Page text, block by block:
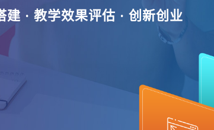
· 教学效果评估 · 创新创业